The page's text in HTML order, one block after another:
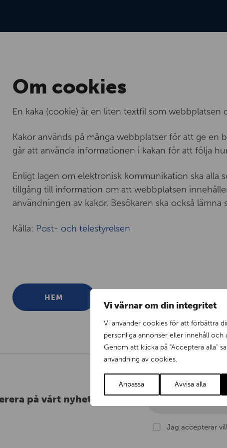
Vi värnar om din integritet
Vi använder cookies för att förbättra
personliga annonser eller innehåll och
Genom att klicka på "Acceptera alla"
användning av cookies.
Anpassa Avvisa alla
Om cookies
En kaka (cookie) är en liten textfil som webbplatsen
Kakor används på många webbplatser för att ge en
går att använda informationen i kakan för att följa
Enligt lagen om elektronisk kommunikation ska alla
tillgång till information om att webbplatsen
användningen av kakor. Besökaren ska också
Källa: Post- och telestyrelsen
HEM
på vårt nyhetsbrev?
Jag accepterar